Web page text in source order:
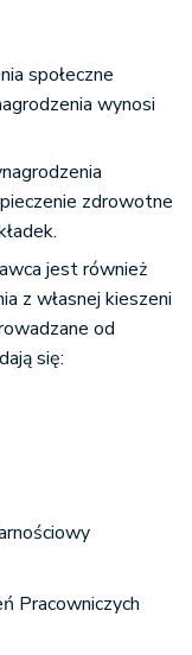
społeczne
wynosi
zdrowotne
jest również
z własnej kieszeni
od
się:
Pracowniczych